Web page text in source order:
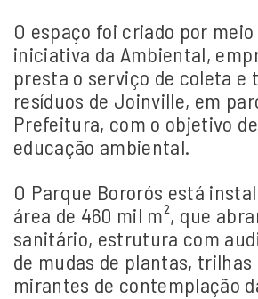
O espaço foi criado por
iniciativa da Ambiental,
presta o serviço de coleta e
resíduos de Joinville, em
Prefeitura, com o objetivo
educação ambiental.
O Parque Bororós está
área de 460 mil m², que
sanitário, estrutura com
de mudas de plantas, trilhas
mirantes de contemplação